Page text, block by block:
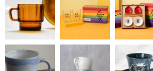
The color of the product image file will vary
screen to the actual product.
▣Domestic shipping area: Taiwan Island.
▣International delivery area: support